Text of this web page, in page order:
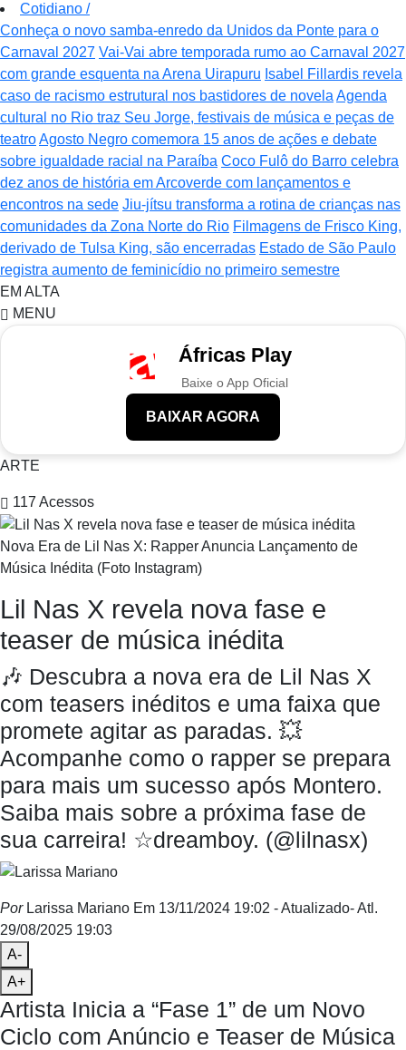
Cotidiano /
Conheça o novo samba-enredo da Unidos da Ponte para o
Carnaval 2027 Vai-Vai abre temporada rumo ao Carnaval 2027
com grande esquenta na Arena Uirapuru Isabel Fillardis revela
caso de racismo estrutural nos bastidores de novelaAgenda
cultural no Rio traz Seu Jorge, festivais de música e peças de
teatroAgosto Negro comemora 15 anos de ações e debate
sobre igualdade racial na Paraíba Coco Fulô do Barro celebra
dez anos de história em Arcoverde com lançamentos e
encontros na sede Jiu-jítsu transforma a rotina de crianças nas
comunidades da Zona Norte do Rio Filmagens de Frisco King,
derivado de Tulsa King, são encerradas Estado de São Paulo
registra aumento de feminicídio no primeiro semestre
EM ALTA
MENU
Áfricas Play
Baixe o App Oficial
BAIXAR AGORA
ARTE
117 Acessos
Nova Era de Lil Nas X: Rapper Anuncia Lançamento de
Música Inédita (Foto Instagram)
Lil Nas X revela nova fase e
teaser de música inédita
🎶 Descubra a nova era de Lil Nas X
com teasers inéditos e uma faixa que
promete agitar as paradas. 💥
Acompanhe como o rapper se prepara
para mais um sucesso após Montero.
Saiba mais sobre a próxima fase de
sua carreira! ☆dreamboy. (@lilnasx)
PorLarissa Mariano Em 13/11/2024 19:02 - Atualizado- Atl.
29/08/2025 19:03
A-
A+
Artista Inicia a “Fase 1” de um Novo
Ciclo com Anúncio e Teaser de Música